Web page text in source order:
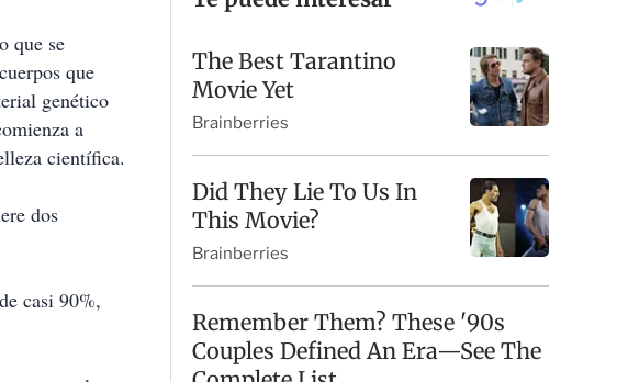
que se
que
genético
a
científica.
dos
casi 90%,